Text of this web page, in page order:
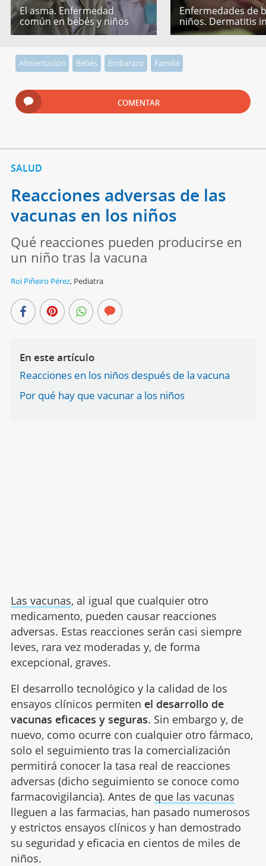
El asma. Enfermedad
común en bebés y niños
Enfermedades de
niños. Dermatitis
Alimentación Bebés Embarazo Familia
COMENTAR
SALUD
Reacciones adversas de las
vacunas en los niños
Qué reacciones pueden producirse en
un niño tras la vacuna
Roi Piñeiro Pérez, Pediatra
En este artículo
Reacciones en los niños después de la vacuna
Por qué hay que vacunar a los niños
Las vacunas, al igual que cualquier otro
medicamento, pueden causar reacciones
adversas. Estas reacciones serán casi siempre
leves, rara vez moderadas y, de forma
excepcional, graves.
El desarrollo tecnológico y la calidad de los
ensayos clínicos permiten el desarrollo de
vacunas eficaces y seguras. Sin embargo y, de
nuevo, como ocurre con cualquier otro fármaco,
solo el seguimiento tras la comercialización
permitirá conocer la tasa real de reacciones
adversas (dicho seguimiento se conoce como
farmacovigilancia). Antes de que las vacunas
lleguen a las farmacias, han pasado numerosos
y estrictos ensayos clínicos y han demostrado
su seguridad y eficacia en cientos de miles de
niños.